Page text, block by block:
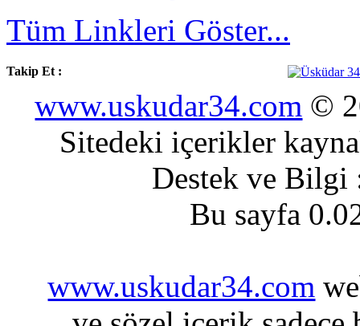
Tüm Linkleri Göster...
Takip Et :
www.uskudar34.com ©
Sitedeki içerikler
Destek ve
Bu sayfa
www.uskudar34.com